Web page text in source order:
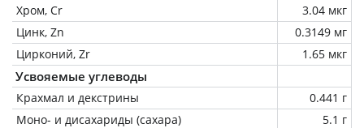
Хром, Cr
3.04 мкг
Цинк, Zn
0.3149 мг
Цирконий, Zr
1.65 мкг
Усвояемые углеводы
Крахмал и декстрины
0.441 г
Моно- и дисахариды (сахара)
5.1 г